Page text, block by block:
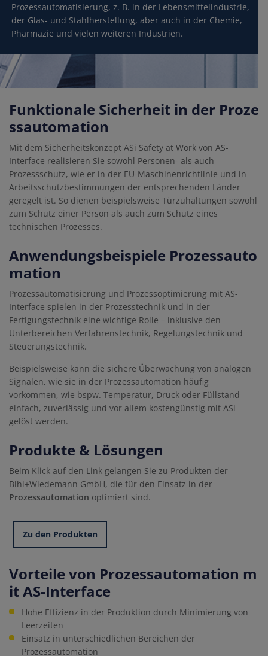
Prozessautomatisierung, z. B. in der Lebensmittelindustrie,
der Glas- und Stahlherstellung, aber auch in der Chemie,
Pharmazie und vielen weiteren Industrien.
Funktionale Sicherheit in der Proze
ssautomation
Mit dem Sicherheitskonzept ASi Safety at Work von AS-
Interface realisieren Sie sowohl Personen- als auch
Prozessschutz, wie er in der EU-Maschinenrichtlinie und in
Arbeitsschutzbestimmungen der entsprechenden Länder
geregelt ist. So dienen beispielsweise Türzuhaltungen sowohl
zum Schutz einer Person als auch zum Schutz eines
technischen Prozesses.
Anwendungsbeispiele Prozessauto
mation
Prozessautomatisierung und Prozessoptimierung mit AS-
Interface spielen in der Prozesstechnik und in der
Fertigungstechnik eine wichtige Rolle – inklusive den
Unterbereichen Verfahrenstechnik, Regelungstechnik und
Steuerungstechnik.
Beispielsweise kann die sichere Überwachung von analogen
Signalen, wie sie in der Prozessautomation häufig
vorkommen, wie bspw. Temperatur, Druck oder Füllstand
einfach, zuverlässig und vor allem kostengünstig mit ASi
gelöst werden.
Produkte & Lösungen
Beim Klick auf den Link gelangen Sie zu Produkten der
Bihl+Wiedemann GmbH, die für den Einsatz in der
Prozessautomation optimiert sind.
Zu den Produkten
Vorteile von Prozessautomation m
it AS-Interface
Hohe Effizienz in der Produktion durch Minimierung von
Leerzeiten
Einsatz in unterschiedlichen Bereichen der
Prozessautomation